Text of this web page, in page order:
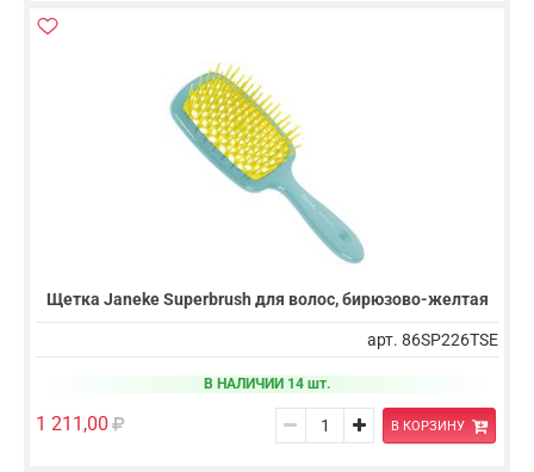
Щетка Janeke Superbrush для волос, бирюзово-желтая
арт. 86SP226TSE
В НАЛИЧИИ 14 шт.
1 211,00 В КОРЗИНУ